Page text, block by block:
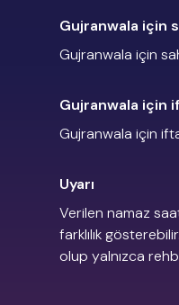
Gujranwala için
Gujranwala için
Gujranwala için
Gujranwala için
Uyarı
Verilen namaz
farklılık
olup yalnızca